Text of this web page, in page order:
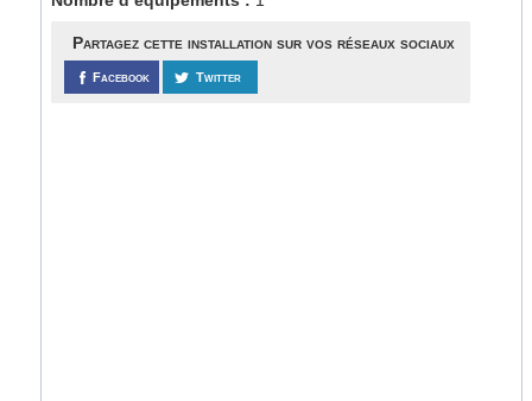
Partagez cette installation sur vos réseaux sociaux
Facebook Twitter